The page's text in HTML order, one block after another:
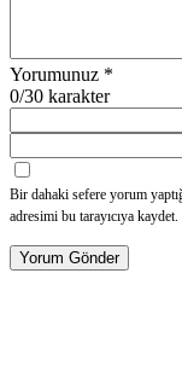
Yorumunuz *
0/30 karakter
Bir dahaki sefere yorum
adresimi bu tarayıcıya kaydet.
Yorum Gönder